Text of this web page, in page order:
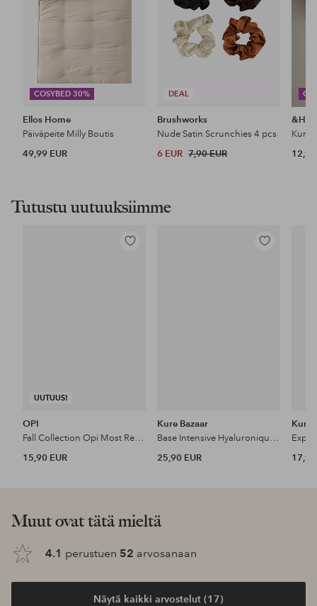
COSYBED 30%
Ellos Home
Päiväpeite Milly Boutis
49,99 EUR
DEAL
Brushworks
Nude Satin Scrunchies 4 pcs
6 EUR 7,90 EUR 12,99
Tutustu uutuuksiimme
UUTUUS!
Lisää
OPI
Fall Collection Opi Most Requested
15,90 EUR
Lisää
Kure Bazaar
Base Intensive Hyaluronique 10 ml
25,90 EUR
Kure
17,99
Muut ovat tätä mieltä
4.1 perustuen 52 arvosanaan
Näytä kaikki arvostelut (17)